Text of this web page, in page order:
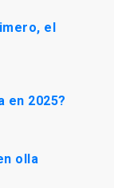
el
en 2025?
olla